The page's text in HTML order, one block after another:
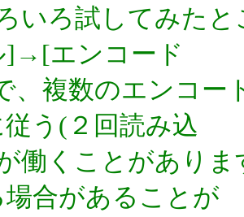
いろ試してみた
]→[エンコード
、複数のエンコー
う(２回読み込
働くことがあり
場合があることが